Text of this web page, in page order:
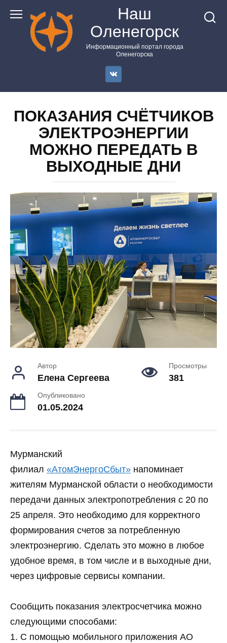
контенту
Наш
Оленегорск
Информационный портал города
Оленегорска
ПОКАЗАНИЯ СЧЁТЧИКОВ
ЭЛЕКТРОЭНЕРГИИ
МОЖНО ПЕРЕДАТЬ В
ВЫХОДНЫЕ ДНИ
Автор
Елена Сергеева
Просмотры
381
Опубликовано
01.05.2024
Мурманский
филиал «АтомЭнергоСбыт» напоминает
жителям Мурманской области о необходимости
передачи данных электропотребления с 20 по
25 апреля. Это необходимо для корректного
формирования счетов за потребленную
электроэнергию. Сделать это можно в любое
удобное время, в том числе и в выходные дни,
через цифровые сервисы компании.
Сообщить показания электросчетчика можно
следующими способами:
1. С помощью мобильного приложения АО